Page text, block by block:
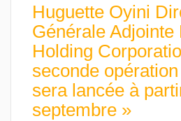
Huguette Oyini
Générale Adjointe
Holding
seconde
sera lancée à
septembre »